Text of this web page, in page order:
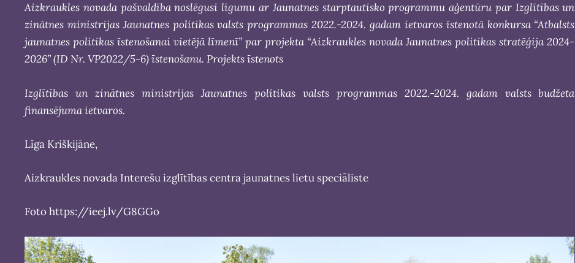
Aizkraukles novada pašvaldība noslēgusi līgumu ar Jaunatnes starptautisko programmu aģentūru par Izglītības un
zinātnes ministrijas Jaunatnes politikas valsts programmas 2022.-2024. gadam ietvaros īstenotā konkursa “Atbalsts
jaunatnes politikas īstenošanai vietējā līmenī” par projekta “Aizkraukles novada Jaunatnes politikas stratēģija 2024-
2026” (ID Nr. VP2022/5-6) īstenošanu. Projekts īstenots
Izglītības un zinātnes ministrijas Jaunatnes politikas valsts programmas 2022.-2024. gadam valsts budžeta
finansējuma ietvaros.
Līga Kriškijāne,
Aizkraukles novada Interešu izglītības centra jaunatnes lietu speciāliste
Foto https://ieej.lv/G8GGo